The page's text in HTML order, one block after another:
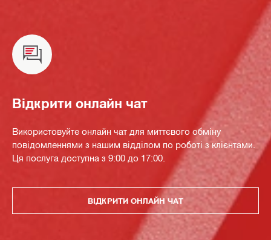
Відкрити онлайн чат
Використовуйте онлайн чат для миттєвого обміну
повідомленнями з нашим відділом по роботі з клієнтами.
Ця послуга доступна з 9:00 до 17:00.
ВІДКРИТИ ОНЛАЙН ЧАТ